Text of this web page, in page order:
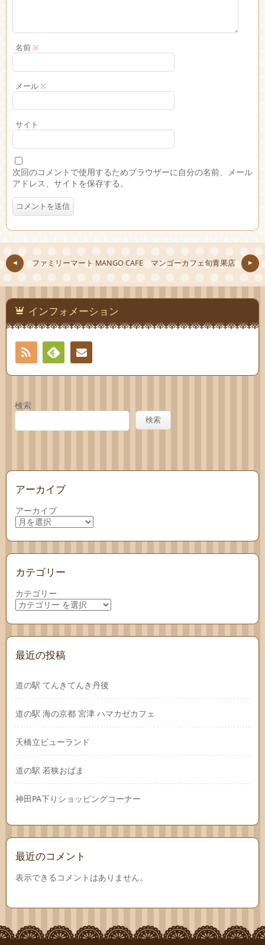
名前※
メール※
サイト
次回のコメントで使用するためブラウザーに自分の名前、メール
アドレス、サイトを保存する。
ファミリーマート MANGO CAFE マンゴーカフェ旬青果店
インフォメーション
RSS
Feedlyお問
検索
検索
アーカイブ
アーカイブ
カテゴリー
カテゴリー
最近の投稿
道の駅 てんきてんき丹後
道の駅 海の京都 宮津 ハマカゼカフェ
天橋立ビューランド
道の駅 若狭おばま
神田PA下りショッピングコーナー
最近のコメント
表示できるコメントはありません。